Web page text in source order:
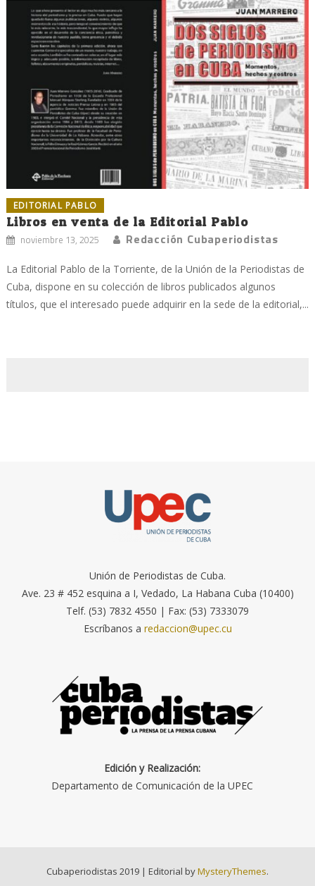
EDITORIAL PABLO
Libros en venta de la Editorial Pablo
noviembre 13, 2025 Redacción Cubaperiodistas
La Editorial Pablo de la Torriente, de la Unión de la Periodistas de
Cuba, dispone en su colección de libros publicados algunos
títulos, que el interesado puede adquirir en la sede de la editorial,...
Unión de Periodistas de Cuba.
Ave. 23 # 452 esquina a I, Vedado, La Habana Cuba (10400)
Telf. (53) 7832 4550 | Fax: (53) 7333079
Escríbanos a redaccion@upec.cu
Edición y Realización:
Departamento de Comunicación de la UPEC
Cubaperiodistas 2019 | Editorial byMysteryThemes.